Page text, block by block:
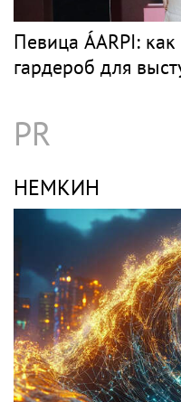
Певица ÁARPI:
гардероб для
PR
НЕМКИН